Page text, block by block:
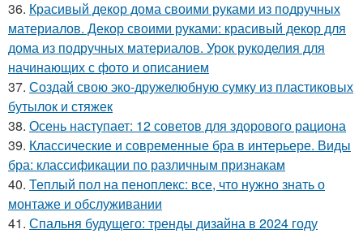
36. Красивый декор дома своими руками из подручных
материалов. Декор своими руками: красивый декор для
дома из подручных материалов. Урок рукоделия для
начинающих с фото и описанием
37. Создай свою эко-дружелюбную сумку из пластиковых
бутылок и стяжек
38. Осень наступает: 12 советов для здорового рациона
39. Классические и современные бра в интерьере. Виды
бра: классификации по различным признакам
40. Теплый пол на пеноплекс: все, что нужно знать о
монтаже и обслуживании
41. Спальня будущего: тренды дизайна в 2024 году